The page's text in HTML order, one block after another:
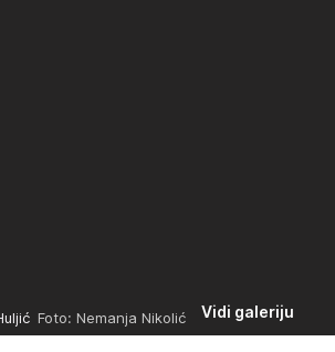
Vidi galeriju
Foto: Nemanja Nikolić